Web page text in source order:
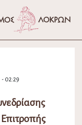
02:29